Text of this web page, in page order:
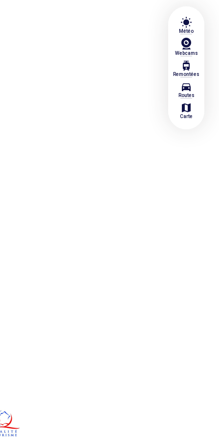
wb_sunny
Météo
Webcams
tram
Remontées
directions_car
Routes
map
Carte